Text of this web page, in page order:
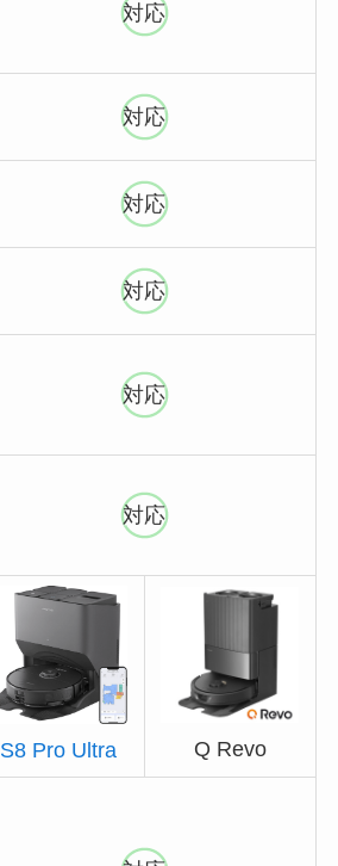
対応
対応
対応
対応
対応
対応
S8 Pro Ultra Q Revo